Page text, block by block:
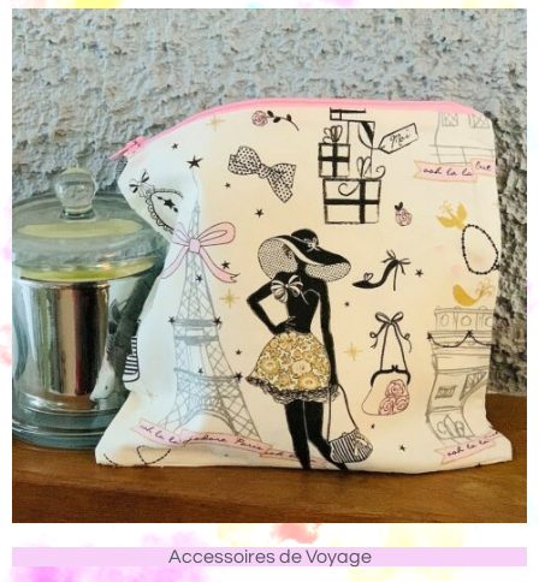
Accessoires de Voyage